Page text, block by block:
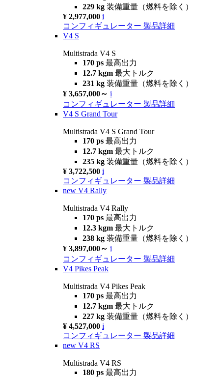
229 kg 装備重量（燃料を除く）
¥ 2,977,000 i
コンフィギュレーター 製品詳細
V4 S
Multistrada V4 S
170 ps 最高出力
12.7 kgm 最大トルク
231 kg 装備重量（燃料を除く）
¥ 3,657,000～ i
コンフィギュレーター 製品詳細
V4 S Grand Tour
Multistrada V4 S Grand Tour
170 ps 最高出力
12.7 kgm 最大トルク
235 kg 装備重量（燃料を除く）
¥ 3,722,500 i
コンフィギュレーター 製品詳細
new V4 Rally
Multistrada V4 Rally
170 ps 最高出力
12.3 kgm 最大トルク
238 kg 装備重量（燃料を除く）
¥ 3,897,000～ i
コンフィギュレーター 製品詳細
V4 Pikes Peak
Multistrada V4 Pikes Peak
170 ps 最高出力
12.7 kgm 最大トルク
227 kg 装備重量（燃料を除く）
¥ 4,527,000 i
コンフィギュレーター 製品詳細
new V4 RS
Multistrada V4 RS
180 ps 最高出力